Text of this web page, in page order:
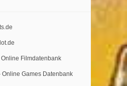
Online Filmdatenbank
Online Games Datenbank